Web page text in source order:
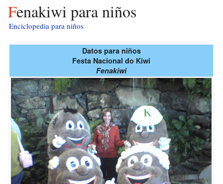
Fenakiwi para niños
Enciclopedia para niños
Datos para niños
Festa Nacional do Kiwi
Fenakiwi